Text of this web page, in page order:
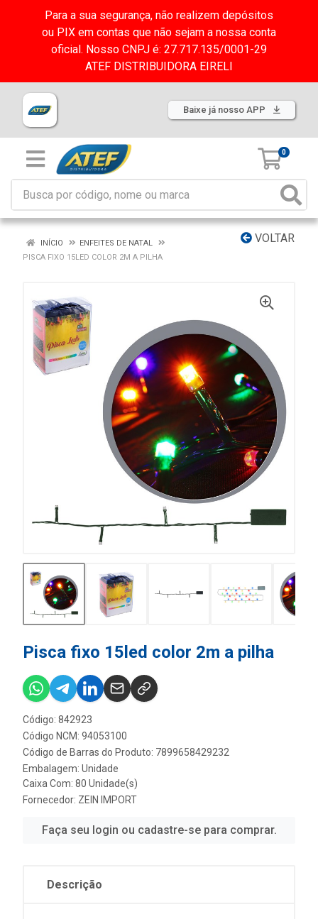
Para a sua segurança, não realizem depósitos
ou PIX em contas que não sejam a nossa conta
oficial. Nosso CNPJ é: 27.717.135/0001-29
ATEF DISTRIBUIDORA EIRELI
Baixe já nosso APP
0
VOLTAR
INÍCIO
ENFEITES DE NATAL
PISCA FIXO 15LED COLOR 2M A PILHA
Pisca fixo 15led color 2m a pilha
Código: 842923
Código NCM: 94053100
Código de Barras do Produto: 7899658429232
Embalagem: Unidade
Caixa Com: 80 Unidade(s)
Fornecedor: ZEIN IMPORT
Faça seu login ou cadastre-se para comprar.
Descrição